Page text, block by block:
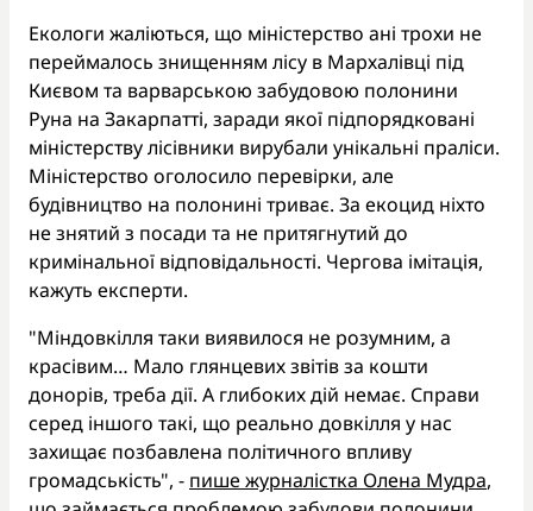
Екологи жаліються, що міністерство ані трохи не
переймалось знищенням лісу в Мархалівці під
Києвом та варварською забудовою полонини
Руна на Закарпатті, заради якої підпорядковані
міністерству лісівники вирубали унікальні праліси.
Міністерство оголосило перевірки, але
будівництво на полонині триває. За екоцид ніхто
не знятий з посади та не притягнутий до
кримінальної відповідальності. Чергова імітація,
кажуть експерти.
"Міндовкілля таки виявилося не розумним, а
красівим… Мало глянцевих звітів за кошти
донорів, треба дії. А глибоких дій немає. Справи
серед іншого такі, що реально довкілля у нас
захищає позбавлена політичного впливу
громадськість", - пише журналістка Олена Мудра,